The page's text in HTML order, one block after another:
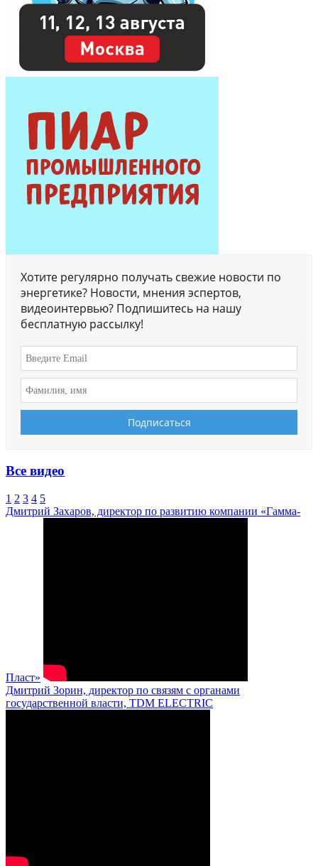
Хотите регулярно получать свежие новости по
энергетике? Новости, мнения эспертов,
видеоинтервью? Подпишитесь на нашу
бесплатную рассылку!
Все видео
1 2 3 4 5
Дмитрий Захаров, директор по развитию компании «Гамма-
Пласт»
Дмитрий Зорин, директор по связям с органами
государственной власти, TDM ELECTRIC